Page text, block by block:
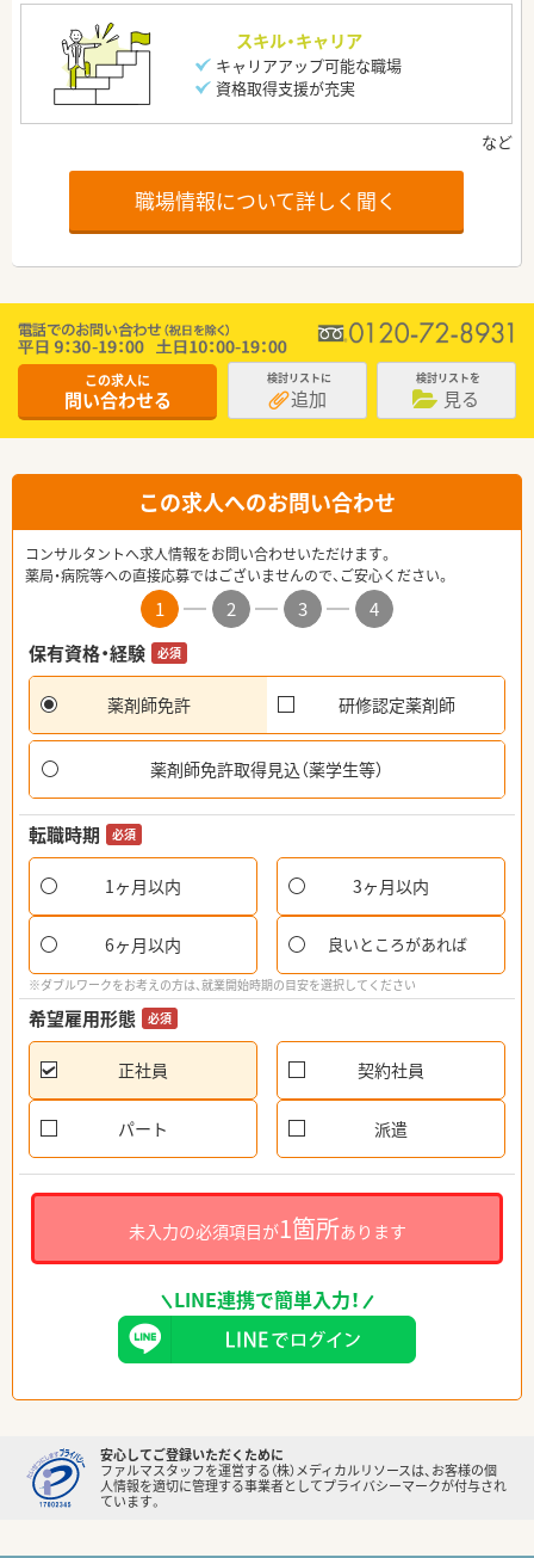
スキル・キャリア
キャリアアップ可能な職場
資格取得支援が充実
職場情報について詳しく聞く
この求人に
問い合わせる
検討リストに
追加
検討リストを
見る
この求人へのお問い合わせ
コンサルタントへ求人情報をお問い合わせいただけます。
薬局・病院等への直接応募ではございませんので、ご安心ください。
1 2 3
4
保有資格・経験
必須
薬剤師免許 研修認定薬剤師
薬剤師免許取得見込（薬学生等）
転職時期 必須
1ヶ月以内 3ヶ月以内
6ヶ月以内 良いところがあれば
※ダブルワークをお考えの方は、就業開始時期の目安を選択してください
希望雇用形態 必須
正社員 契約社員
パート 派遣
未入力の必須項目が1箇所あります
LINE連携で簡単入力！
安心してご登録いただくために
ファルマスタッフを運営する（株）メディカルリソースは、お客様の個
人情報を適切に管理する事業者としてプライバシーマークが付与され
ています。